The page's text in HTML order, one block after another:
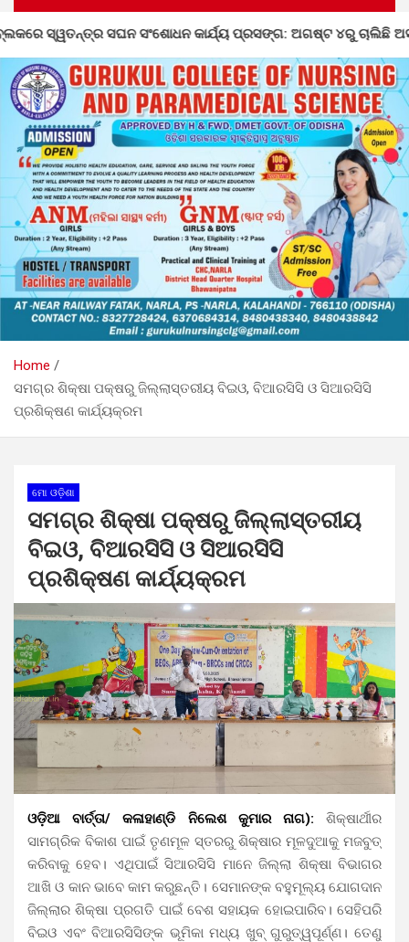
ପ୍ରସଙ୍ଗ: ଅଗଷ୍ଟ ୪ରୁ ଚାଲିଛି ଅସଙ୍ଗତି ସଂଶୋଧନ
Home
ସମଗ୍ର ଶିକ୍ଷା ପକ୍ଷରୁ ଜିଲ୍ଲାସ୍ତରୀୟ ବିଇଓ, ବିଆରସିସି ଓ ସିଆରସିସି
ପ୍ରଶିକ୍ଷଣ କାର୍ଯ୍ୟକ୍ରମ
ମୋ ଓଡ଼ିଶା
ସମଗ୍ର ଶିକ୍ଷା ପକ୍ଷରୁ ଜିଲ୍ଲାସ୍ତରୀୟ
ବିଇଓ, ବିଆରସିସି ଓ ସିଆରସିସି
ପ୍ରଶିକ୍ଷଣ କାର୍ଯ୍ୟକ୍ରମ
ଓଡ଼ିଆ ବାର୍ତ୍ତା/ କଳାହାଣ୍ଡି ନିଲେଶ କୁମାର ନାଗ):
ଶିକ୍ଷାର୍ଥୀର
ସାମଗ୍ରିକ ବିକାଶ ପାଇଁ ତୃଣମୂଳ ସ୍ତରରୁ ଶିକ୍ଷାର ମୂଳଦୁଆକୁ ମଜବୁତ୍
କରିବାକୁ ହେବ। ଏଥିପାଇଁ ସିଆରସିସି ମାନେ ଜିଲ୍ଲା ଶିକ୍ଷା ବିଭାଗର
ଆଖି ଓ କାନ ଭାବେ କାମ କରୁଛନ୍ତି। ସେମାନଙ୍କ ବହୁମୂଲ୍ୟ ଯୋଗଦାନ
ଜିଲ୍ଲାର ଶିକ୍ଷା ପ୍ରଗତି ପାଇଁ ବେଶ ସହାୟକ ହୋଇପାରିବ। ସେହିପରି
ବିଇଓ ଏବଂ ବିଆରସିସିଙ୍କ ଭୂମିକା ମଧ୍ୟ ଖୁବ୍ ଗୁରୁତ୍ୱପୂର୍ଣ୍ଣ। ତେଣୁ